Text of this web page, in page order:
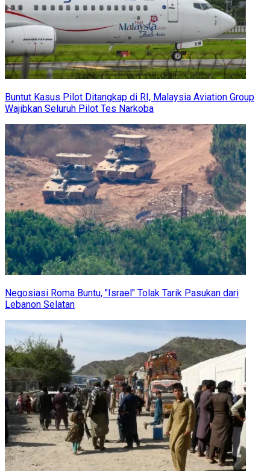
Buntut Kasus Pilot Ditangkap di RI, Malaysia Aviation Group
Wajibkan Seluruh Pilot Tes Narkoba
Negosiasi Roma Buntu, "Israel" Tolak Tarik Pasukan dari
Lebanon Selatan